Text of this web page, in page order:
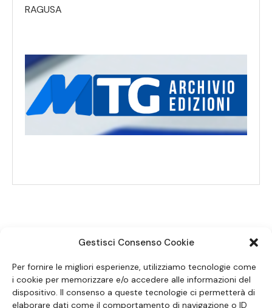
Gestisci Consenso Cookie
Per fornire le migliori esperienze, utilizziamo tecnologie come
i cookie per memorizzare e/o accedere alle informazioni del
dispositivo. Il consenso a queste tecnologie ci permetterà di
elaborare dati come il comportamento di navigazione o ID
RAGUSA
SEGUICI SUI SOCIAL